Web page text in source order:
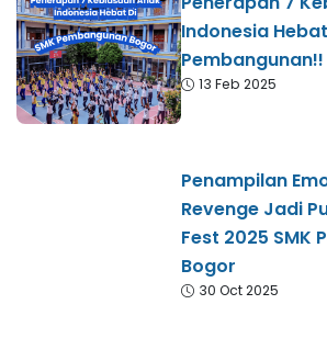
Indonesia
Pembangunan!!
13 Feb 2025
Penampilan
Revenge Jadi
Fest 2025 SMK
Bogor
30 Oct 2025